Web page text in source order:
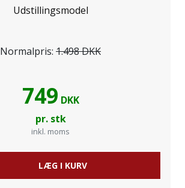
Udstillingsmodel
Normalpris: 1.498 DKK
749 DKK
pr. stk
inkl. moms
LÆG I KURV